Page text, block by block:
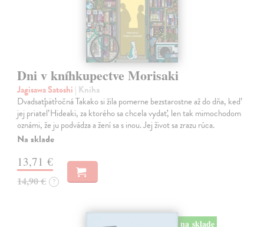
Dni v kníhkupectve Morisaki
Jagisawa Satoshi | Kniha
Dvadsaťpäťročná Takako si žila pomerne bezstarostne až do dňa, keď
jej priateľ Hideaki, za ktorého sa chcela vydať, len tak mimochodom
oznámi, že ju podvádza a žení sa s inou. Jej život sa zrazu rúca.
Na sklade
13,71 €
14,90 € ?
na sklade